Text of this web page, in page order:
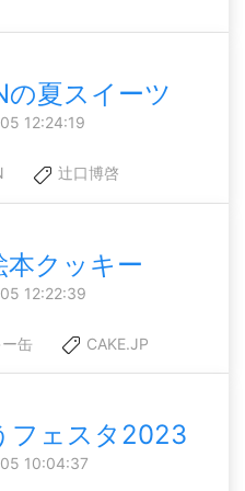
の夏スイーツ
12:24:19
辻口博啓
本クッキー
12:22:39
缶 CAKE.JP
フェスタ2023
10:04:37